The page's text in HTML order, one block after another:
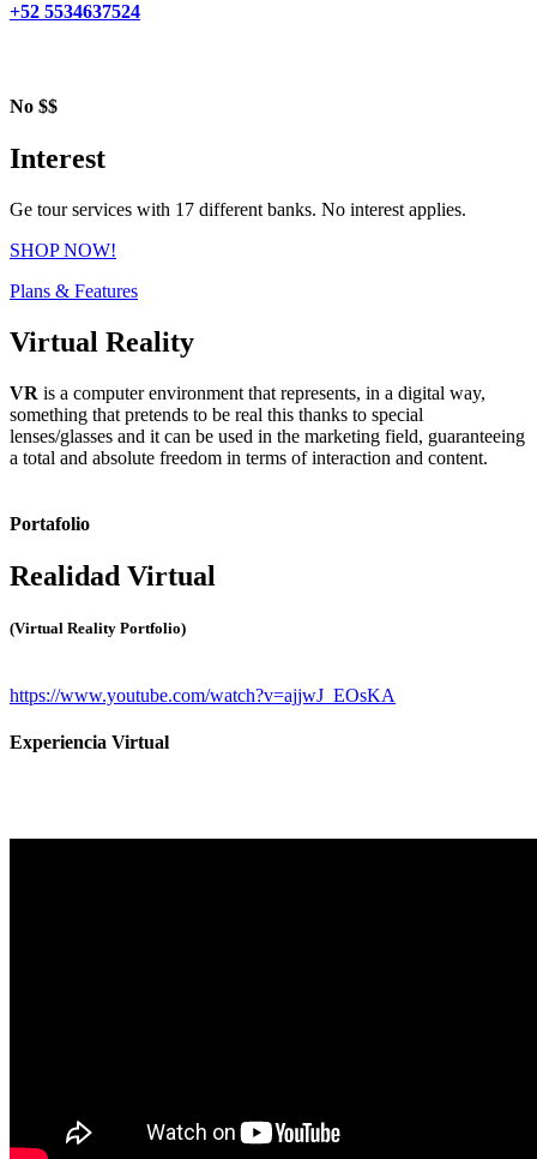
+52 5534637524
No $$
Interest
Ge tour services with 17 different banks. No interest applies.
SHOP NOW!
Plans & Features
Virtual Reality
VR is a computer environment that represents, in a digital way,
something that pretends to be real this thanks to special
lenses/glasses and it can be used in the marketing field, guaranteeing
a total and absolute freedom in terms of interaction and content.
Portafolio
Realidad Virtual
(Virtual Reality Portfolio)
https://www.youtube.com/watch?v=ajjwJ_EOsKA
Experiencia Virtual